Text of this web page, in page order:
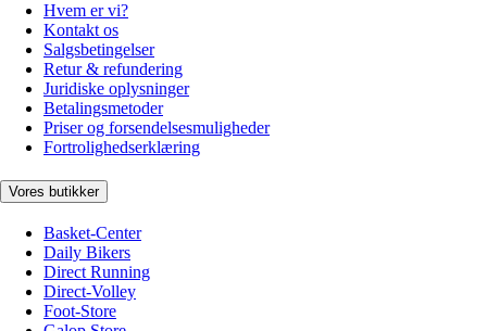
Hvem er vi?
Kontakt os
Salgsbetingelser
Retur & refundering
Juridiske oplysninger
Betalingsmetoder
Priser og forsendelsesmuligheder
Fortrolighedserklæring
Vores butikker
Basket-Center
Daily Bikers
Direct Running
Direct-Volley
Foot-Store